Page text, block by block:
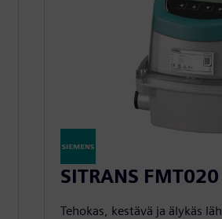
SITRANS FMT020
Tehokas, kestävä ja älykäs